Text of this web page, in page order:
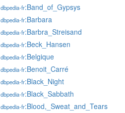
dbpedia-fr:Band_of_Gypsys
dbpedia-fr:Barbara
dbpedia-fr:Barbra_Streisand
dbpedia-fr:Beck_Hansen
dbpedia-fr:Belgique
dbpedia-fr:Benoit_Carré
dbpedia-fr:Black_Night
dbpedia-fr:Black_Sabbath
dbpedia-fr:Blood,_Sweat_and_Tears